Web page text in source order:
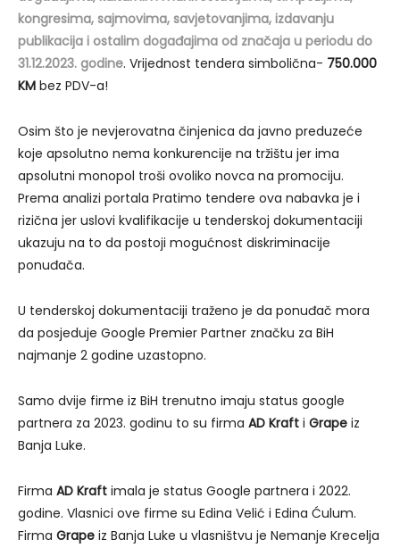
kongresima, sajmovima, savjetovanjima, izdavanju
publikacija i ostalim događajima od značaja u periodu do
31.12.2023. godine. Vrijednost tendera simbolična- 750.000
KM bez PDV-a!
Osim što je nevjerovatna činjenica da javno preduzeće
koje apsolutno nema konkurencije na tržištu jer ima
apsolutni monopol troši ovoliko novca na promociju.
Prema analizi portala Pratimo tendere ova nabavka je i
rizična jer uslovi kvalifikacije u tenderskoj dokumentaciji
ukazuju na to da postoji mogućnost diskriminacije
ponuđača.
U tenderskoj dokumentaciji traženo je da ponuđač mora
da posjeduje Google Premier Partner značku za BiH
najmanje 2 godine uzastopno.
Samo dvije firme iz BiH trenutno imaju status google
partnera za 2023. godinu to su firma AD Kraft i Grape iz
Banja Luke.
Firma AD Kraft imala je status Google partnera i 2022.
godine. Vlasnici ove firme su Edina Velić i Edina Ćulum.
Firma Grape iz Banja Luke u vlasništvu je Nemanje Krecelja